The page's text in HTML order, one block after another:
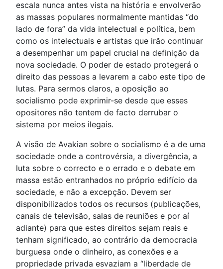
escala nunca antes vista na história e envolverão
as massas populares normalmente mantidas “do
lado de fora” da vida intelectual e política, bem
como os intelectuais e artistas que irão continuar
a desempenhar um papel crucial na definição da
nova sociedade. O poder de estado protegerá o
direito das pessoas a levarem a cabo este tipo de
lutas. Para sermos claros, a oposição ao
socialismo pode exprimir-se desde que esses
opositores não tentem de facto derrubar o
sistema por meios ilegais.
A visão de Avakian sobre o socialismo é a de uma
sociedade onde a controvérsia, a divergência, a
luta sobre o correcto e o errado e o debate em
massa estão entranhados no próprio edifício da
sociedade, e não a excepção. Devem ser
disponibilizados todos os recursos (publicações,
canais de televisão, salas de reuniões e por aí
adiante) para que estes direitos sejam reais e
tenham significado, ao contrário da democracia
burguesa onde o dinheiro, as conexões e a
propriedade privada esvaziam a “liberdade de